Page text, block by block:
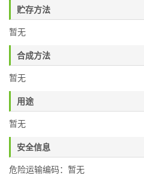
贮存方法
暂无
合成方法
暂无
用途
暂无
安全信息
危险运输编码：暂无